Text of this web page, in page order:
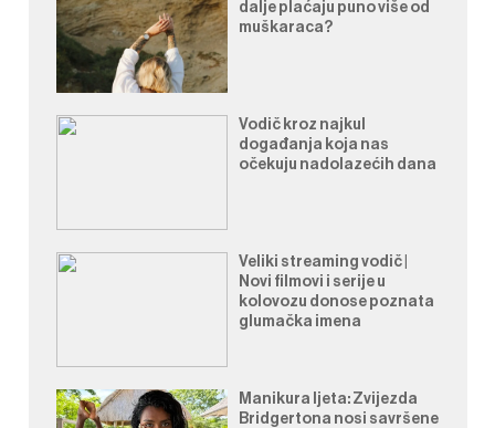
dalje plaćaju puno više od
muškaraca?
Vodič kroz najkul
događanja koja nas
očekuju nadolazećih dana
Veliki streaming vodič |
Novi filmovi i serije u
kolovozu donose poznata
glumačka imena
Manikura ljeta: Zvijezda
Bridgertona nosi savršene